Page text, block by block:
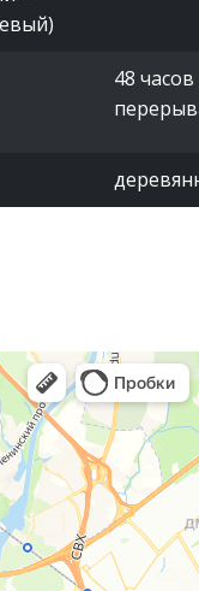
48 часов